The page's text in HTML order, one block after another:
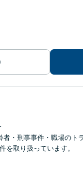
者・刑事事件・職場のト
を取り扱っています。